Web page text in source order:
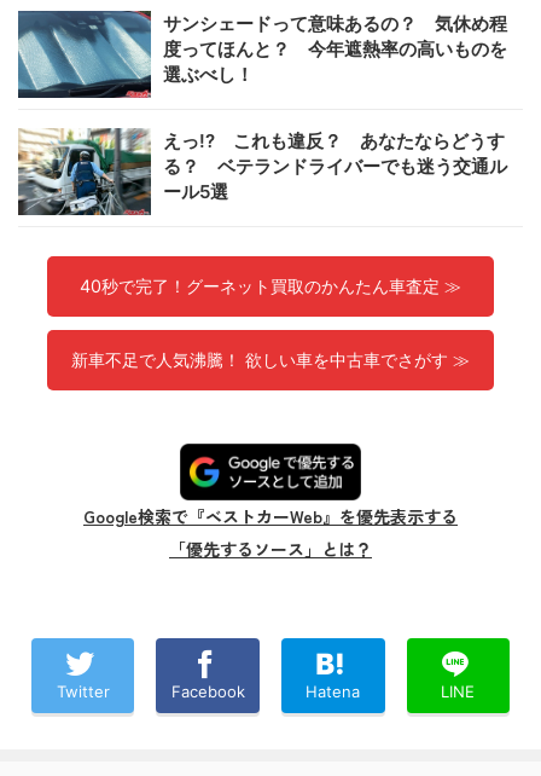
サンシェードって意味あるの？ 気休め程
度ってほんと？ 今年遮熱率の高いものを
選ぶべし！
えっ!? これも違反？ あなたならどうす
る？ ベテランドライバーでも迷う交通ル
ール5選
40秒で完了！グーネット買取のかんたん車査定 ≫
新車不足で人気沸騰！ 欲しい車を中古車でさがす ≫
Google検索で『ベストカーWeb』を優先表示する
「優先するソース」とは？
Twitter Facebook Hatena LINE